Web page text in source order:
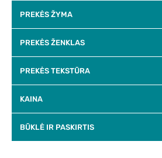
PREKĖS ŽYMA
PREKĖS ŽENKLAS
PREKĖS TEKSTŪRA
KAINA
BŪKLĖ IR PASKIRTIS